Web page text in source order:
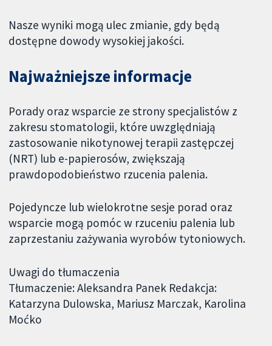
Nasze wyniki mogą ulec zmianie, gdy będą
dostępne dowody wysokiej jakości.
Najważniejsze informacje
Porady oraz wsparcie ze strony specjalistów z
zakresu stomatologii, które uwzględniają
zastosowanie nikotynowej terapii zastępczej
(NRT) lub e-papierosów, zwiększają
prawdopodobieństwo rzucenia palenia.
Pojedyncze lub wielokrotne sesje porad oraz
wsparcie mogą pomóc w rzuceniu palenia lub
zaprzestaniu zażywania wyrobów tytoniowych.
Uwagi do tłumaczenia
Tłumaczenie: Aleksandra Panek Redakcja:
Katarzyna Dulowska, Mariusz Marczak, Karolina
Moćko